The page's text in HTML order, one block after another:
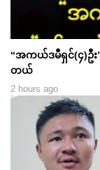
“အကယ်ဒမီရှင်(၄)ဦး
တယ်
2 hours ago